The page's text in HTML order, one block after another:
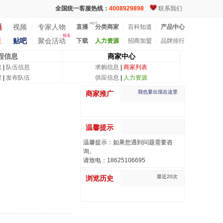
全国统一客服热线： 4008929898 联系我们
视频
专家人物
贴吧┆ 聚会活动
报名
直播
HOT
下载
分类商家 百科知道
产品中心
人力资源┆ 招商加盟 品牌排行
信息 商家中心
队伍信息
发布队伍
求购信息
商家列表
供应信息
人力资源
商家推广 我也要出现在这里
温馨提示
温馨提示：如果您遇到问题需要咨
询。
请致电：18625106695
浏览历史 最近20次